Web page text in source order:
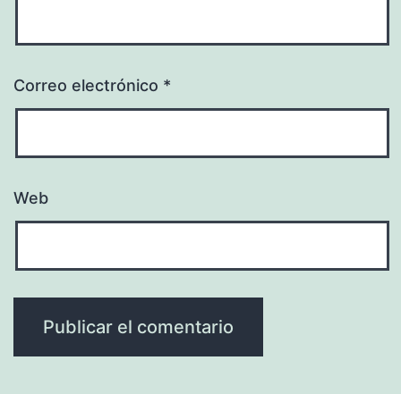
Correo electrónico *
Web